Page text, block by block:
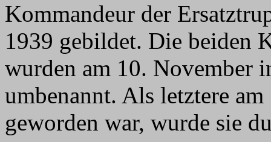
Kommandeur der
1939 gebildet. Die beiden
wurden am 10. November
umbenannt. Als letztere
geworden war, wurde sie